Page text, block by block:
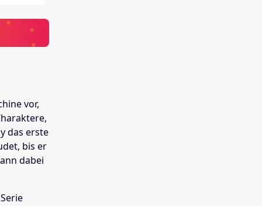
vor,
das erste
bis er
dabei